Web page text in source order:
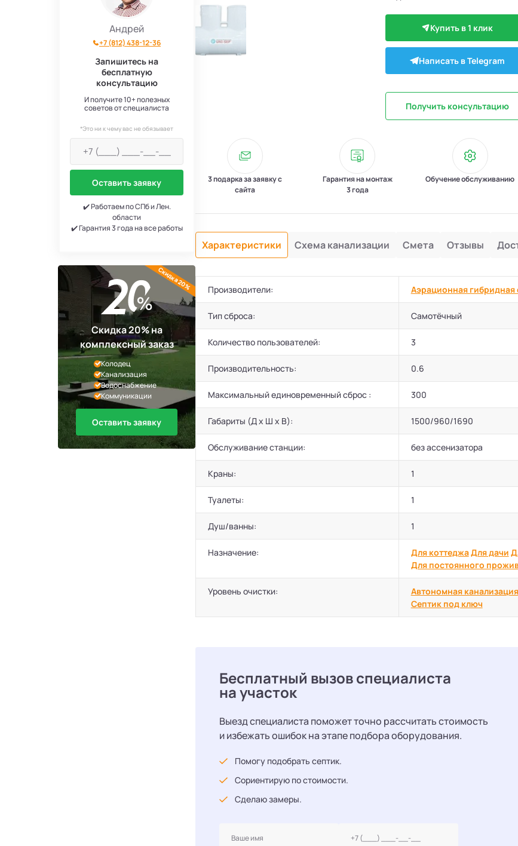
Андрей
+7 (812) 438-12-36
Запишитесь на
бесплатную
консультацию
И получите 10+ полезных
советов от специалиста
*Это ни к чему вас не обязывает
Оставить заявку
✔️ Работаем по СПб и Лен.
области
✔️ Гарантия 3 года на все работы
Скидка 20% на
комплексный заказ
Колодец
Канализация
Водоснабжение
Коммуникации
Оставить заявку
Скидка 20%
Купить в 1 клик
Написать в Telegram
Получить консультацию
3 подарка за заявку с
сайта
Гарантия на монтаж
3 года
Обучение обслуживанию
Характеристики Схема канализации Смета Отзывы
Производители: Аэрационная
Тип сброса: Самотёчный
Количество пользователей: 3
Производительность: 0.6
Максимальный единовременный сброс : 300
Габариты (Д х Ш х В): 1500/960/1690
Обслуживание станции: без ассенизатора
Краны: 1
Туалеты: 1
Душ/ванны: 1
Назначение: Для коттеджаДля дачи
Для постоянного
Уровень очистки: Автономная канализация
Септик под ключ
Бесплатный вызов специалиста
на участок
Выезд специалиста поможет точно рассчитать стоимость
и избежать ошибок на этапе подбора оборудования.
Помогу подобрать септик.
Сориентирую по стоимости.
Сделаю замеры.